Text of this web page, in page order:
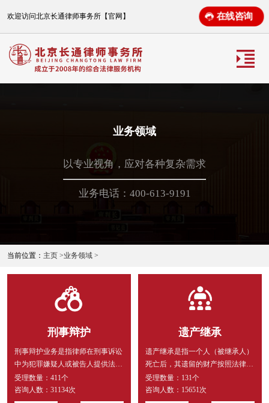
欢迎访问北京长通律师事务所【官网】 在线咨询
业务领域
以专业视角，应对各种复杂需求
业务电话：400-613-9191
当前位置： 主页 >业务领域 >
刑事辩护
刑事辩护业务是指律师在刑事诉讼
中为犯罪嫌疑人或被告人提供法律
服务的过程，包括但不限于侦查
阶...
受理数量： 411个
咨询人数： 31134次
遗产继承
遗产继承是指一个人（被继承人）
死亡后，其遗留的财产按照法律规
定或遗嘱指定的方式转移给其他
人...
受理数量： 131个
咨询人数： 15651次